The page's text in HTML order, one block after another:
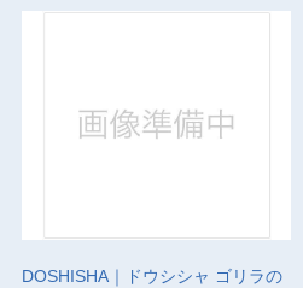
DOSHISHA｜ドウシシャ ゴリラの